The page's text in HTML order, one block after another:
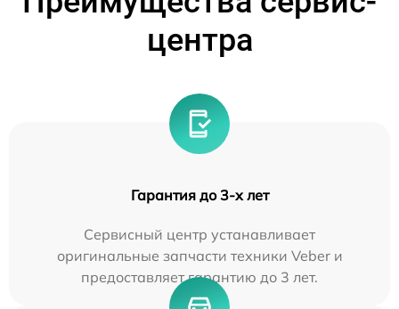
центра
Гарантия до 3-х лет
Сервисный центр устанавливает
оригинальные запчасти техники Veber и
предоставляет гарантию до 3 лет.